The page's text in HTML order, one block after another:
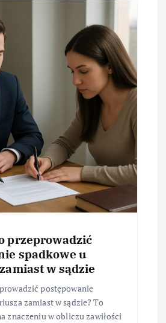
przeprowadzić
spadkowe u
w sądzie
postępowanie
zamiast w sądzie? To
znaczeniu w obliczu zawiłości